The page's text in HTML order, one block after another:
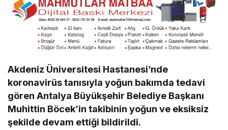
Akdeniz Üniversitesi Hastanesi’nde
koronavirüs tanısıyla yoğun bakımda tedavi
gören Antalya Büyükşehir Belediye Başkanı
Muhittin Böcek’in takibinin yoğun ve eksiksiz
şekilde devam ettiği bildirildi.